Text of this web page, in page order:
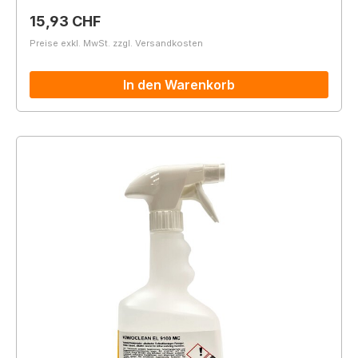
Regulärer Preis:
15,93 CHF
Preise exkl. MwSt. zzgl. Versandkosten
In den Warenkorb